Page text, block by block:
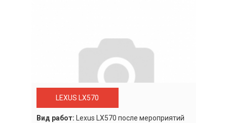
LEXUS LX570
Вид работ: Lexus LХ570 после мероприятий